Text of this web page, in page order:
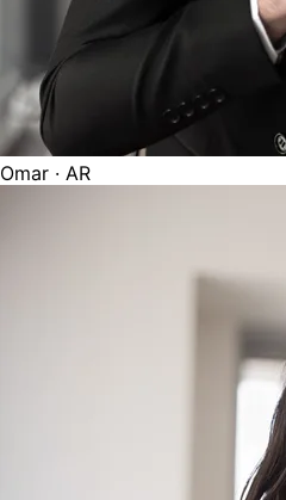
Omar · AR